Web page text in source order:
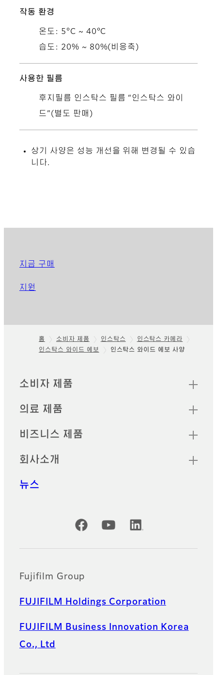
작동 환경
온도: 5°C ~ 40°C
습도: 20% ~ 80%(비응축)
사용한 필름
후지필름 인스탁스 필름 “인스탁스 와이
드”(별도 판매)
상기 사양은 성능 개선을 위해 변경될 수 있습
니다.
지금 구매
지원
Footer
홈 소비자 제품 인스탁스
인스탁스 카메라
인스탁스 와이드 에보
인스탁스 와이드 에보 사양
빠른 링크
소비자 제품
의료 제품
비즈니스 제품
회사소개
뉴스
공식 SNS 계정
Fujifilm Group
FUJIFILM Holdings Corporation
FUJIFILM Business Innovation Korea
Co., Ltd